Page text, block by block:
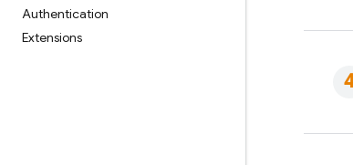
Authentication
Extensions